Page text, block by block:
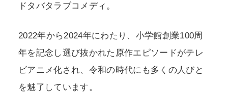
ドタバタラブコメディ。
2022年から2024年にわたり、小学館創業100周
年を記念し選び抜かれた原作エピソードがテレ
ビアニメ化され、令和の時代にも多くの人びと
を魅了しています。